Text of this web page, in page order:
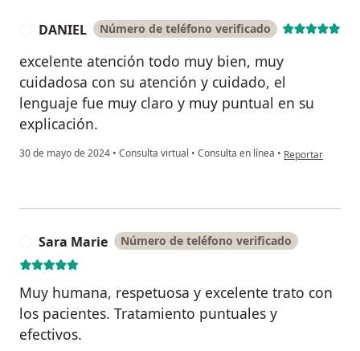
DANIEL Número de teléfono verificado
excelente atención todo muy bien, muy
cuidadosa con su atención y cuidado, el
lenguaje fue muy claro y muy puntual en su
explicación.
30 de mayo de 2024 • Consulta virtual • Consulta en línea • en opinión del
Reportar
Sara Marie Número de teléfono verificado
Muy humana, respetuosa y excelente trato con
los pacientes. Tratamiento puntuales y
efectivos.